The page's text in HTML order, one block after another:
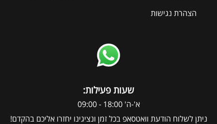
הצהרת נגישות
:שעות פעילות
א'-ה' 18:00 - 09:00
ניתן לשלוח הודעת וואטסאפ בכל זמן ונציגינו יחזרו אליכם בהקדם!